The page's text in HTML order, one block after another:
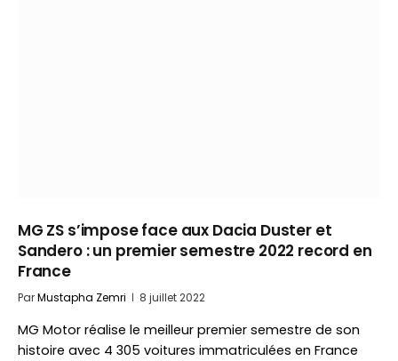
MG ZS s’impose face aux Dacia Duster et
Sandero : un premier semestre 2022 record en
France
ParMustapha Zemri 8 juillet 2022
MG Motor réalise le meilleur premier semestre de son
histoire avec 4 305 voitures immatriculées en France